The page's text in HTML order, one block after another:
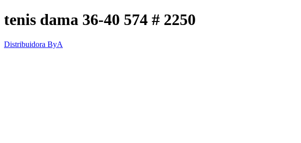
tenis dama 36-40 574 # 2250
Distribuidora ByA